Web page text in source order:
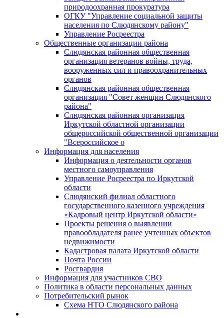
природоохранная прокуратура
ОГКУ "Управление социальной защиты
населения по Слюдянскому району"
Управление Росреестра
Общественные организации района
Слюдянская районная общественная
организация ветеранов войны, труда,
вооруженных сил и правоохранительных
органов
Слюдянская районная общественная
организация "Совет женщин Слюдянского
района"
Слюдянская районная организация
Иркутской областной организации
общероссийской общественной организации
"Всероссийское о
Информация для населения
Информация о деятельности органов
местного самоуправления
Управление Росреестра по Иркутской
области
Слюдянский филиал областного
государственного казенного учреждения
«Кадровый центр Иркутской области»
Проекты решения о выявлении
правообладателя ранее учтенных объектов
недвижимости
Кадастровая палата Иркутской области
Почта России
Росгвардия
Информация для участников СВО
Политика в области персональных данных
Потребительский рынок
Схема НТО Слюдянского района